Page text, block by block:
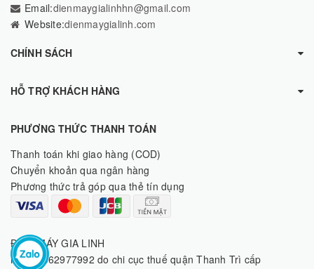
Email:dienmaygialinhhn@gmail.com
Website:dienmaygialinh.com
CHÍNH SÁCH
HỖ TRỢ KHÁCH HÀNG
PHƯƠNG THỨC THANH TOÁN
Thanh toán khi giao hàng (COD)
Chuyển khoản qua ngân hàng
Phương thức trả góp qua thẻ tín dụng
ĐIỆN MÁY GIA LINH
MST: 8062977992 do chi cục thuế quận Thanh Trì cấp